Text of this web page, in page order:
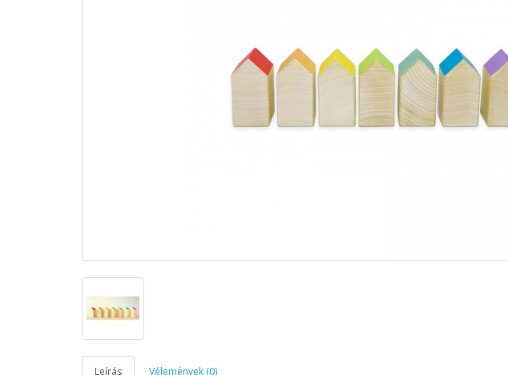
Leírás Vélemények (0)